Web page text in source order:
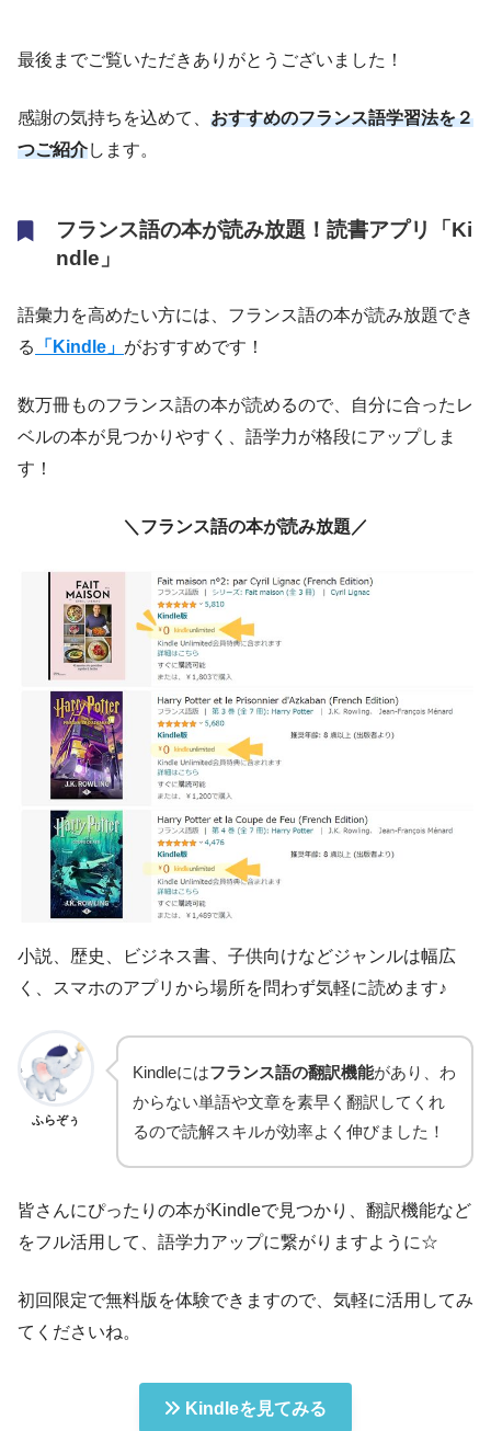
最後までご覧いただきありがとうございました！
感謝の気持ちを込めて、 おすすめのフランス語学習法を２
つご紹介します。
フランス語の本が読み放題！読書アプリ「Ki
ndle」
語彙力を高めたい方には、フランス語の本が読み放題でき
る
「Kindle」 がおすすめです！
数万冊ものフランス語の本が読めるので、自分に合ったレ
ベルの本が見つかりやすく、語学力が格段にアップしま
す！
＼フランス語の本が読み放題／
小説、歴史、ビジネス書、子供向けなどジャンルは幅広
く、スマホのアプリから場所を問わず気軽に読めます♪
ふらぞぅ
Kindleにはフランス語の翻訳機能があり、わ
からない単語や文章を素早く翻訳してくれ
るので読解スキルが効率よく伸びました！
皆さんにぴったりの本がKindleで見つかり、翻訳機能など
をフル活用して、語学力アップに繋がりますように☆
初回限定で無料版を体験できますので、気軽に活用してみ
てくださいね。
Kindleを見てみる